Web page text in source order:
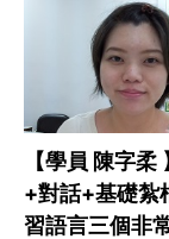
【學員 陳字柔
+對話+基礎紮
習語言三個非